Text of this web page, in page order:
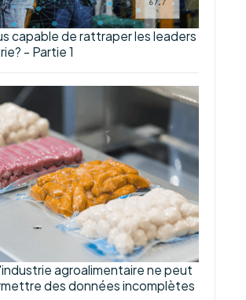
capable de rattraper les leaders
- Partie 1
agroalimentaire ne peut
des données incomplètes